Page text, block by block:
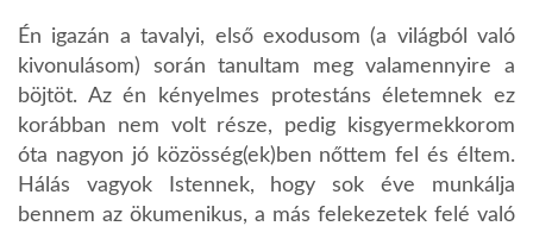
Én igazán a tavalyi, első exodusom (a világból való
kivonulásom) során tanultam meg valamennyire a
böjtöt. Az én kényelmes protestáns életemnek ez
korábban nem volt része, pedig kisgyermekkorom
óta nagyon jó közösség(ek)ben nőttem fel és éltem.
Hálás vagyok Istennek, hogy sok éve munkálja
bennem az ökumenikus, a más felekezetek felé való